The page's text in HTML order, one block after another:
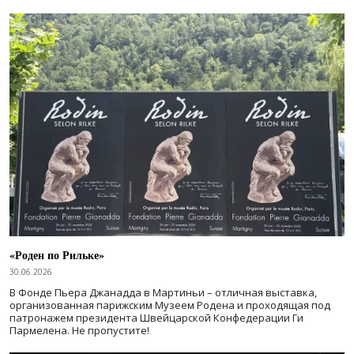
«Роден по Рильке»
30.06.2026
В Фонде Пьера Джанадда в Мартиньи – отличная выставка,
организованная парижским Музеем Родена и проходящая под
патронажем президента Швейцарской Конфедерации Ги
Пармелена. Не пропустите!